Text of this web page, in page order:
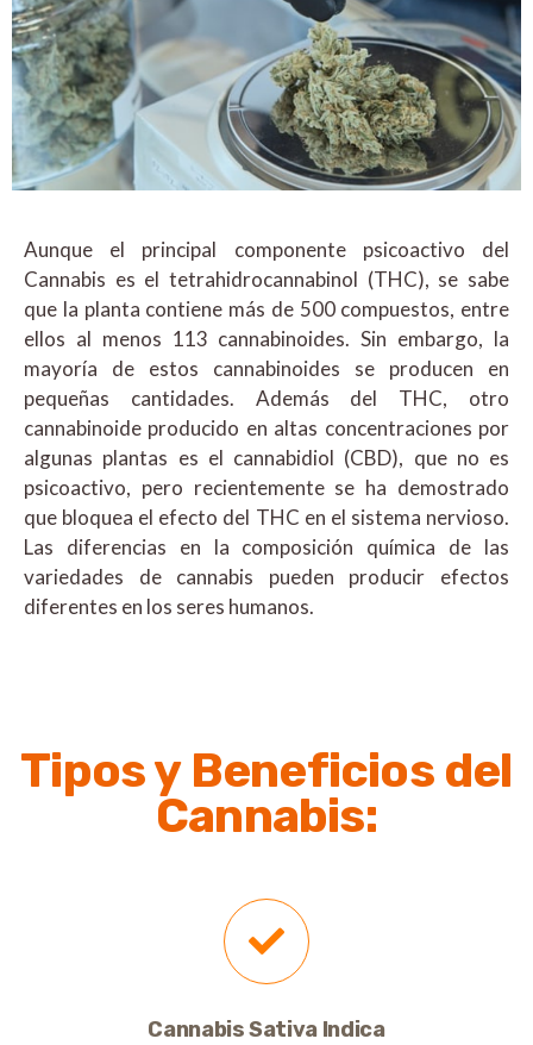
Aunque el principal componente psicoactivo del
Cannabis es el tetrahidrocannabinol (THC), se sabe
que la planta contiene más de 500 compuestos, entre
ellos al menos 113 cannabinoides. Sin embargo, la
mayoría de estos cannabinoides se producen en
pequeñas cantidades. Además del THC, otro
cannabinoide producido en altas concentraciones por
algunas plantas es el cannabidiol (CBD), que no es
psicoactivo, pero recientemente se ha demostrado
que bloquea el efecto del THC en el sistema nervioso.
Las diferencias en la composición química de las
variedades de cannabis pueden producir efectos
diferentes en los seres humanos.
Tipos y Beneficios del
Cannabis:
Cannabis Sativa Indica